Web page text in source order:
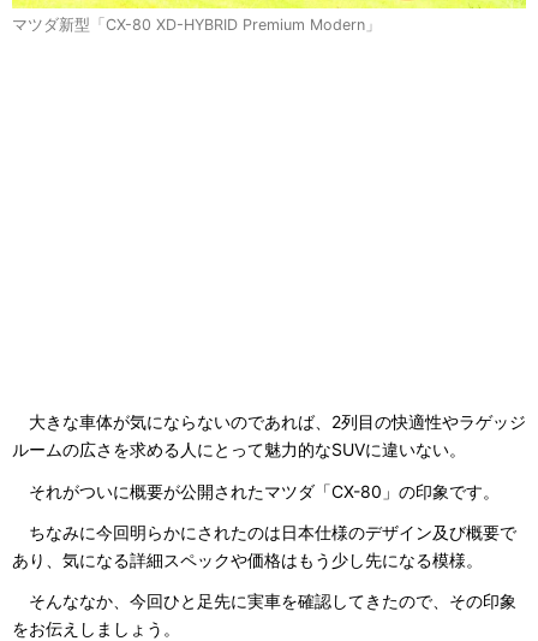
マツダ新型「CX-80 XD-HYBRID Premium Modern」
大きな車体が気にならないのであれば、2列目の快適性やラゲッジ
ルームの広さを求める人にとって魅力的なSUVに違いない。
それがついに概要が公開されたマツダ「CX-80」の印象です。
ちなみに今回明らかにされたのは日本仕様のデザイン及び概要で
あり、気になる詳細スペックや価格はもう少し先になる模様。
そんななか、今回ひと足先に実車を確認してきたので、その印象
をお伝えしましょう。